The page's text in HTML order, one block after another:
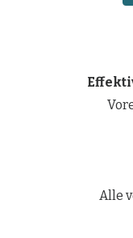
Alle